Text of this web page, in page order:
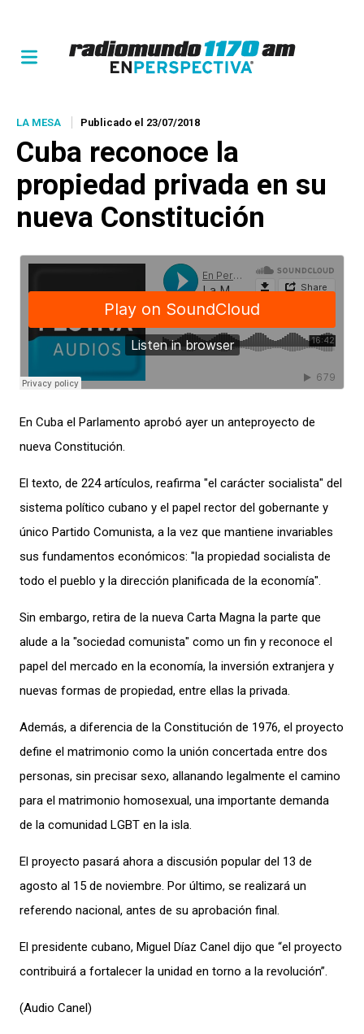
LA MESA Publicado el 23/07/2018
Cuba reconoce la
propiedad privada en su
nueva Constitución
En Cuba el Parlamento aprobó ayer un anteproyecto de
nueva Constitución.
El texto, de 224 artículos, reafirma "el carácter socialista" del
sistema político cubano y el papel rector del gobernante y
único Partido Comunista, a la vez que mantiene invariables
sus fundamentos económicos: "la propiedad socialista de
todo el pueblo y la dirección planificada de la economía".
Sin embargo, retira de la nueva Carta Magna la parte que
alude a la "sociedad comunista" como un fin y reconoce el
papel del mercado en la economía, la inversión extranjera y
nuevas formas de propiedad, entre ellas la privada.
Además, a diferencia de la Constitución de 1976, el proyecto
define el matrimonio como la unión concertada entre dos
personas, sin precisar sexo, allanando legalmente el camino
para el matrimonio homosexual, una importante demanda
de la comunidad LGBT en la isla.
El proyecto pasará ahora a discusión popular del 13 de
agosto al 15 de noviembre. Por último, se realizará un
referendo nacional, antes de su aprobación final.
El presidente cubano, Miguel Díaz Canel dijo que “el proyecto
contribuirá a fortalecer la unidad en torno a la revolución”.
(Audio Canel)